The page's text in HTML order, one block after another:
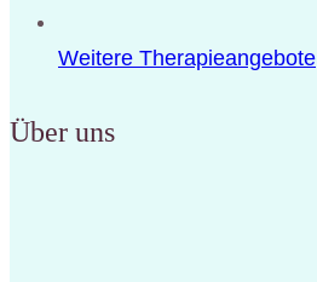
Weitere Therapieangebote
Über uns